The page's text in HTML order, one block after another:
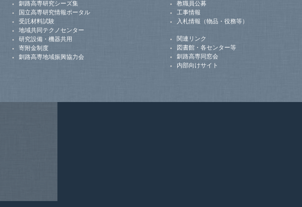
釧路高専研究シーズ集
国立高専研究情報ポータル
受託材料試験
地域共同テクノセンター
研究設備・機器共用
寄附金制度
釧路高専地域振興協力会
教職員公募
工事情報
入札情報（物品・役務等）
関連リンク
図書館・各センター等
釧路高専同窓会
内部向けサイト